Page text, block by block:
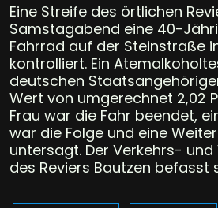
Eine Streife des örtlichen
Samstagabend eine 40-
Fahrrad auf der Steinstraße
kontrolliert. Ein
deutschen
Wert von umgerechnet 2,02
Frau war die Fahr beendet,
war die Folge und eine
untersagt. Der Verkehrs-
des Reviers Bautzen befasst